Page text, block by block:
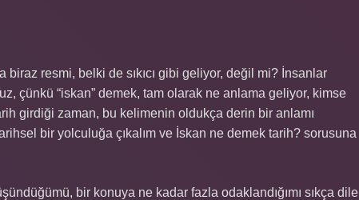
resmi, belki de sıkıcı gibi geliyor, değil mi? İnsanlar
çünkü “iskan” demek, tam olarak ne anlama geliyor, kimse
girdiği zaman, bu kelimenin oldukça derin bir anlamı
bir yolculuğa çıkalım ve İskan ne demek tarih? sorusuna
bir konuya ne kadar fazla odaklandığımı sıkça dile